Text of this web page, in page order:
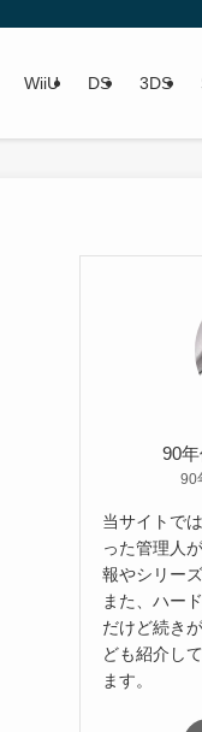
WiiU DS 3DS
90
90
当サイトで
った管理人
報やシリー
また、ハー
だけど続き
ども紹介し
ます。